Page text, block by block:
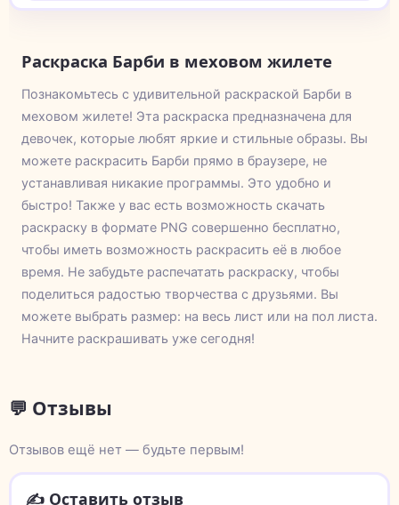
Раскраска Барби в меховом жилете
Познакомьтесь с удивительной раскраской Барби в
меховом жилете! Эта раскраска предназначена для
девочек, которые любят яркие и стильные образы. Вы
можете раскрасить Барби прямо в браузере, не
устанавливая никакие программы. Это удобно и
быстро! Также у вас есть возможность скачать
раскраску в формате PNG совершенно бесплатно,
чтобы иметь возможность раскрасить её в любое
время. Не забудьте распечатать раскраску, чтобы
поделиться радостью творчества с друзьями. Вы
можете выбрать размер: на весь лист или на пол листа.
Начните раскрашивать уже сегодня!
💬 Отзывы
Отзывов ещё нет — будьте первым!
✍️ Оставить отзыв